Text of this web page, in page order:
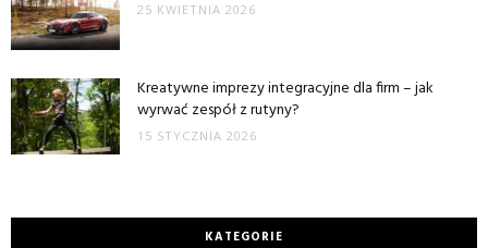
25 KWIETNIA 2026
Kreatywne imprezy integracyjne dla firm – jak
wyrwać zespół z rutyny?
15 STYCZNIA 2026
KATEGORIE